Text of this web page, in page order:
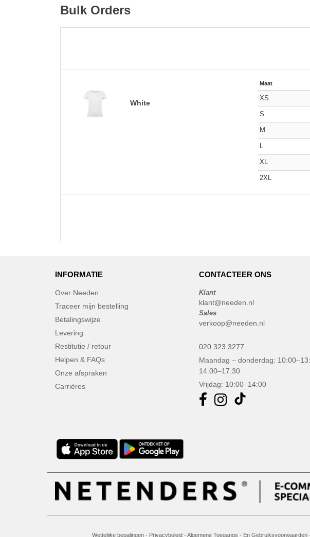
Bulk Orders
White
Maat
XS
S
M
L
XL
2XL
INFORMATIE
Over Needen
Traceer mijn bestelling
Betalingswijze
Levering
Restitutie / retour
Helpen & FAQs
Onze afspraken
Carrières
CONTACTEER ONS
Klant
klant@needen.nl
Sales
verkoop@needen.nl
020 323 3277
Maandag – donderdag:
14:00–17:30
Vrijdag: 10:00–14:00
Wettelijke bepalingen- Privacybeleid - Algemene Toegangs - En Gebruiksvoorwaarden-